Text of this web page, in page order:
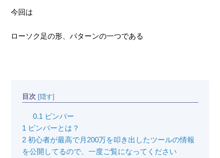
今回は
ローソク足の形、パターンの一つである
目次 [隠す]
0.1 ピンバー
1 ピンバーとは？
2初心者が最高で月200万を叩き出したツールの情報
を公開してるので、一度ご覧になってください